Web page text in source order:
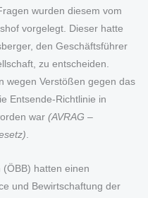
wurden diesem vom
vorgelegt. Dieser hatte
den Geschäftsführer
zu entscheiden.
wegen Verstößen gegen das
Entsende-Richtlinie in
war (AVRAG –
hatten einen
und Bewirtschaftung der